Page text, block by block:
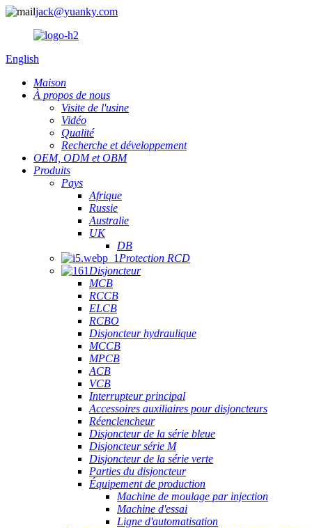
jack@yuanky.com
English
Maison
À propos de nous
Visite de l'usine
Vidéo
Qualité
Recherche et développement
OEM, ODM et OBM
Produits
Pays
Afrique
Russie
Australie
UK
DB
Protection RCD
Disjoncteur
MCB
RCCB
ELCB
RCBO
Disjoncteur hydraulique
MCCB
MPCB
ACB
VCB
Interrupteur principal
Accessoires auxiliaires pour disjoncteurs
Réenclencheur
Disjoncteur de la série bleue
Disjoncteur série M
Disjoncteur de la série verte
Parties du disjoncteur
Équipement de production
Machine de moulage par injection
Machine d'essai
Ligne d'automatisation